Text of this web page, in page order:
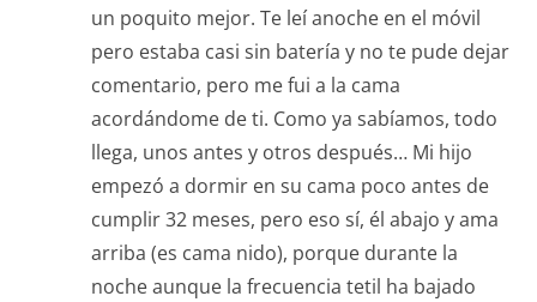
un poquito mejor. Te leí anoche en el móvil
pero estaba casi sin batería y no te pude dejar
comentario, pero me fui a la cama
acordándome de ti. Como ya sabíamos, todo
llega, unos antes y otros después… Mi hijo
empezó a dormir en su cama poco antes de
cumplir 32 meses, pero eso sí, él abajo y ama
arriba (es cama nido), porque durante la
noche aunque la frecuencia tetil ha bajado